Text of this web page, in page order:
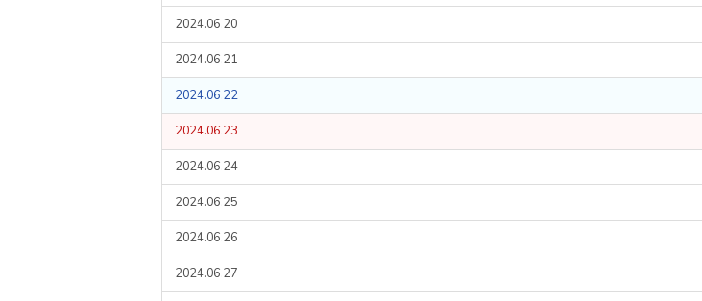
2024.06.20
2024.06.21
2024.06.22
2024.06.23
2024.06.24
2024.06.25
2024.06.26
2024.06.27